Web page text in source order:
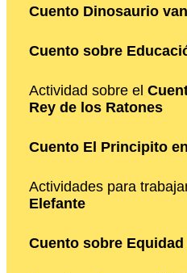
Cuento Dinosaurio
Cuento sobre
Actividad sobre el
Rey de los Ratones
Cuento El Principito
Actividades para
Elefante
Cuento sobre Equidad